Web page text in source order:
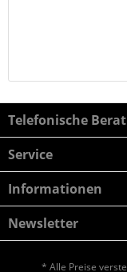
Telefonische
Service
Informationen
Newsletter
* Alle Preise